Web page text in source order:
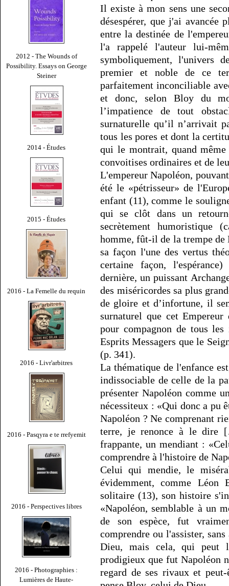
2012 - The Wounds of
Possibility. Essays on George
Steiner
2014 - Études
2015 - Études
2016 - La Femelle du requin
2016 - Livr'arbitres
2016 - Pasqyra e te rrefyemit
2016 - Perspectives libres
2016 - Photographies :
Lumières de Haute-
Il existe à mon sens une
désespérer, que j'ai avancée
entre la destinée de
l'a rappelé l'auteur lui-
symboliquement, l'univers
premier et noble de ce
parfaitement inconciliable
et donc, selon Bloy du
l’impatience de tout
surnaturelle qu’il n’arrivait
tous les pores et dont la
qui le montrait, quand
convoitises ordinaires et de
L'empereur Napoléon,
été le «pétrisseur» de
enfant (11), comme le
qui se clôt dans un
secrètement humoristique
homme, fût-il de la trempe
sa façon l'une des vertus
certaine façon,
dernière, un puissant
des miséricordes sa plus
de gloire et d’infortune, il
surnaturel que cet
pour compagnon de tous
Esprits Messagers que le
(p. 341).
La thématique de l'enfance
indissociable de celle de la
présenter Napoléon comme
nécessiteux : «Qui donc a pu
Napoléon ? Ne comprenant
terre, je renonce à le dire
frappante, un mendiant :
comprendre à l'histoire de
Celui qui mendie, le
évidemment, comme
solitaire (13), son histoire
«Napoléon, semblable à un
de son espèce, fut
comprendre ou l'assister,
Dieu, mais cela, qui peut
prodigieux que fut Napoléon
regard de ses rivaux et